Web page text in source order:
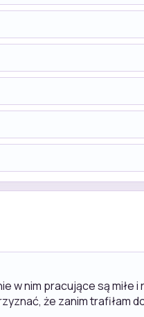
w nim pracujące są miłe
że zanim trafiłam